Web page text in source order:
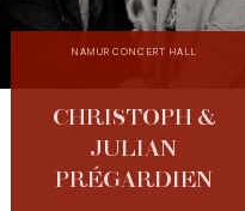
NAMUR CONCERT HALL
CHRISTOPH &
JULIAN
PRÉGARDIEN